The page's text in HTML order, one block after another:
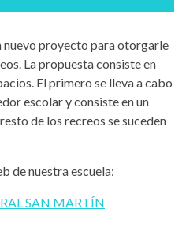
nuevo proyecto para otorgarle
La propuesta consiste en
El primero se lleva a cabo
escolar y consiste en un
de los recreos se suceden
de nuestra escuela:
SAN MARTÍN